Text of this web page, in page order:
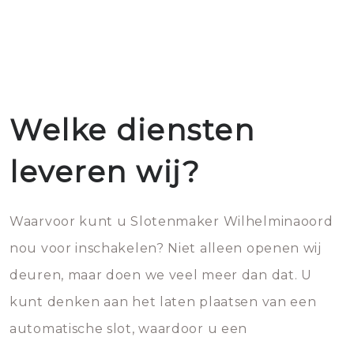
Welke diensten
leveren wij?
Waarvoor kunt u Slotenmaker Wilhelminaoord
nou voor inschakelen? Niet alleen openen wij
deuren, maar doen we veel meer dan dat. U
kunt denken aan het laten plaatsen van een
automatische slot, waardoor u een